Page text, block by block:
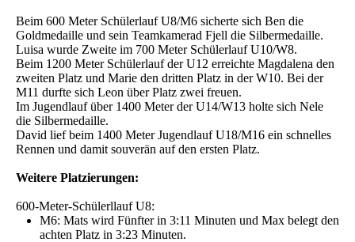
Beim 600 Meter Schülerlauf U8/M6 sicherte sich Ben die
Goldmedaille und sein Teamkamerad Fjell die Silbermedaille.
Luisa wurde Zweite im 700 Meter Schülerlauf U10/W8.
Beim 1200 Meter Schülerlauf der U12 erreichte Magdalena den
zweiten Platz und Marie den dritten Platz in der W10. Bei der
M11 durfte sich Leon über Platz zwei freuen.
Im Jugendlauf über 1400 Meter der U14/W13 holte sich Nele
die Silbermedaille.
David lief beim 1400 Meter Jugendlauf U18/M16 ein schnelles
Rennen und damit souverän auf den ersten Platz.
Weitere Platzierungen:
600-Meter-Schülerllauf U8:
M6: Mats wird Fünfter in 3:11 Minuten und Max belegt den
achten Platz in 3:23 Minuten.